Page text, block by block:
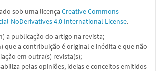
sob uma licençaCreative Commons
NoDerivatives 4.0 International License.
a publicação do artigo na revista;
que a contribuição é original e inédita e que não
em outra(s) revista(s);
pelas opiniões, ideias e conceitos emitidos